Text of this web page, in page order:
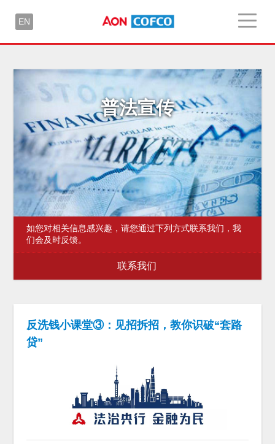
EN
普法宣传
如您对相关信息感兴趣，请您通过下列方式联系我们，我
们会及时反馈。
联系我们
反洗钱小课堂③：见招拆招，教你识破“套路
贷”